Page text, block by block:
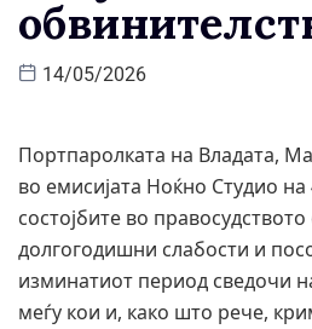
14/05/2026
Портпаролката на Владата,
во емисијата Ноќно Студио на
состојбите во правосудството
долгогодишни слабости и
изминатиот период сведочи
меѓу кои и, како што рече,